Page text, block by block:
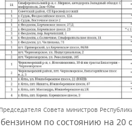
Совета министров
по состоянию на 20